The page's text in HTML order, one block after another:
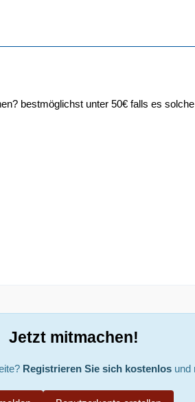
bestmöglichst unter 50€ falls es
Jetzt mitmachen!
Registrieren Sie sich kostenlosund